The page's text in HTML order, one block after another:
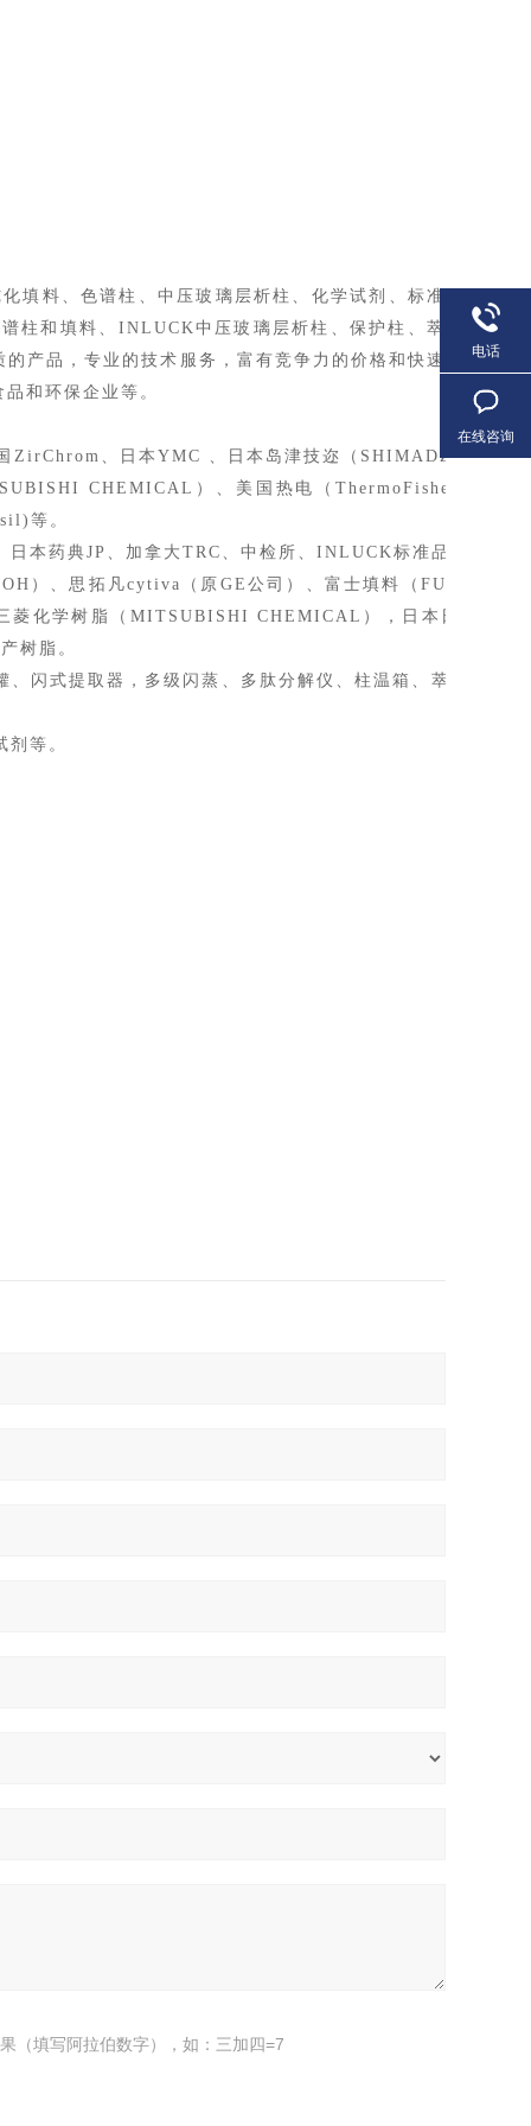
填料、色谱柱、中压玻璃层析柱、化学试剂、标准
柱和填料、INLUCK中压玻璃层析柱、保护柱、萃
产品，专业的技术服务，富有竞争力的价格和快速
和环保企业等。
ZirChrom、日本YMC 、日本岛津技迩（SHIMADZU-GL）
CHEMICAL）、美国热电（ThermoFisher）、安
等。
本药典JP、加拿大TRC、中检所、INLUCK标准品
）、思拓凡cytiva（原GE公司）、富士填料（FUJI）、大
化学树脂（MITSUBISHI CHEMICAL），日本 日本JNC，
树脂。
闪式提取器，多级闪蒸、多肽分解仪、柱温箱、萃取仪、旋
等。
（填写阿拉伯数字），如：三加四=7
电话
在线咨询